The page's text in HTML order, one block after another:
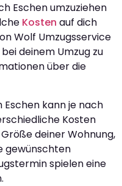
Eschen umzuziehen
Kosten auf dich
Wolf Umzugsservice
deinem Umzug zu
über die
Eschen kann je nach
Kosten
deiner Wohnung,
gewünschten
spielen eine